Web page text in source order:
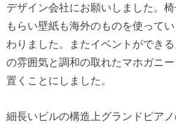
デザイン会社にお願いしました。
もらい壁紙も海外のものを使って
わりました。またイベントができ
の雰囲気と調和の取れたマホガニ
置くことにしました。
細長いビルの構造上グランドピア